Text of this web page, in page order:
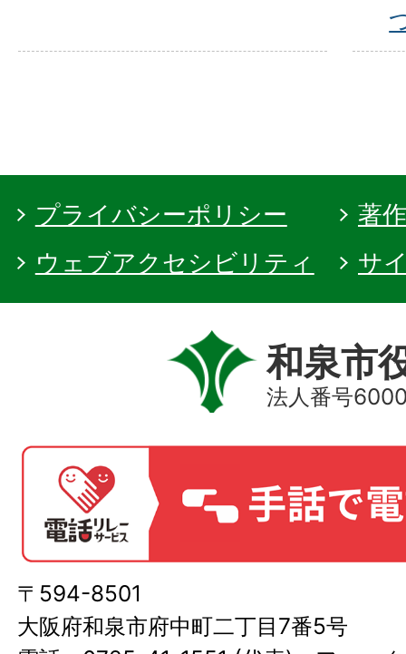
プライバシーポリシー
著
ウェブアクセシビリティ
サ
和泉市
法人番号
〒594-8501
大阪府和泉市府中町二丁目7番5号